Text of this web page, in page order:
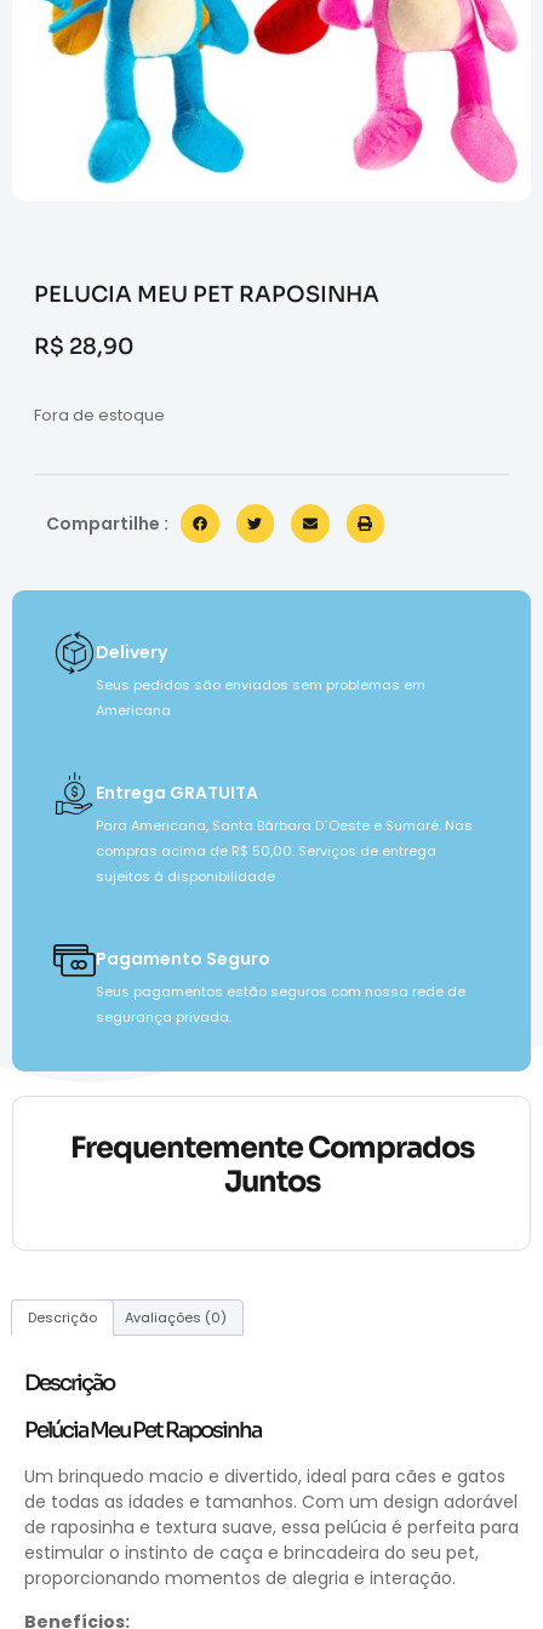
PELUCIA MEU PET RAPOSINHA
R$ 28,90
Fora de estoque
Compartilhe :
Delivery
Seus pedidos são enviados sem problemas em
Americana
Entrega GRATUITA
Para Americana, Santa Bárbara D´Oeste e Sumaré. Nas
compras acima de R$ 50,00. Serviços de entrega
sujeitos à disponibilidade
Pagamento Seguro
Seus pagamentos estão seguros com nossa rede de
segurança privada.
Frequentemente Comprados
Juntos
Descrição Avaliações (0)
Descrição
Pelúcia Meu Pet Raposinha
Um brinquedo macio e divertido, ideal para cães e gatos
de todas as idades e tamanhos. Com um design adorável
de raposinha e textura suave, essa pelúcia é perfeita para
estimular o instinto de caça e brincadeira do seu pet,
proporcionando momentos de alegria e interação.
Benefícios: